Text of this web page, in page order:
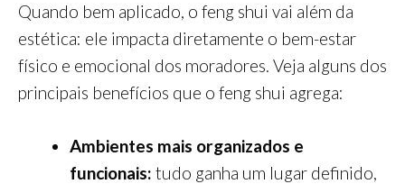
Quando bem aplicado, o feng shui vai além da
estética: ele impacta diretamente o bem-estar
físico e emocional dos moradores. Veja alguns dos
principais benefícios que o feng shui agrega:
Ambientes mais organizados e
funcionais: tudo ganha um lugar definido,